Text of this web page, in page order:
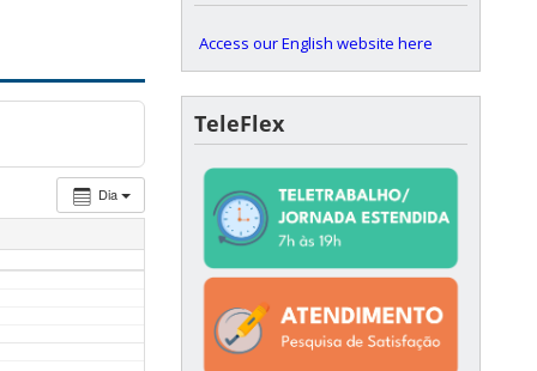
Dia
Access our English website here
TeleFlex